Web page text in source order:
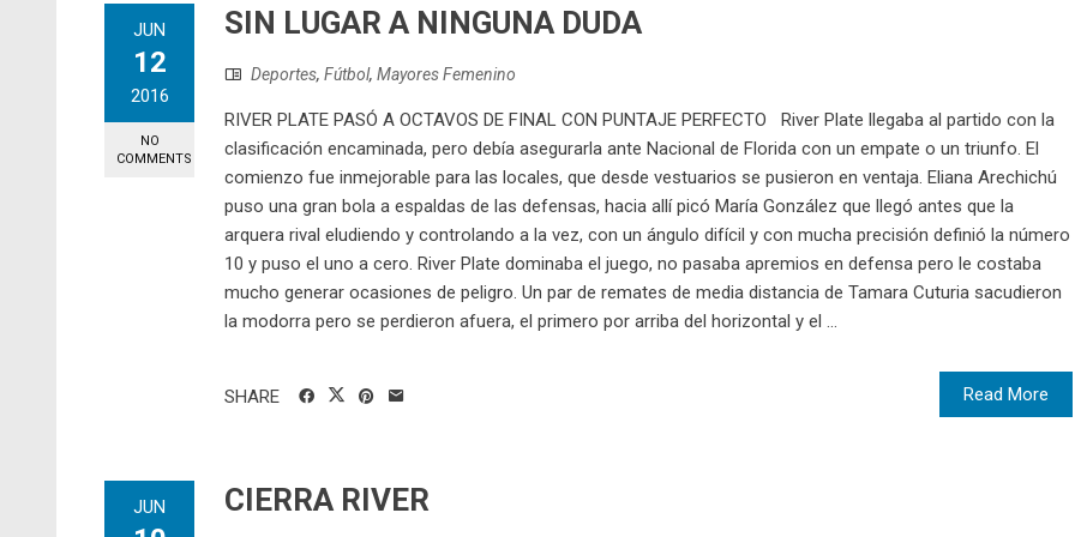
JUN
12
2016
NO
COMMENTS
SIN LUGAR A NINGUNA DUDA
Deportes, Fútbol, Mayores Femenino
RIVER PLATE PASÓ A OCTAVOS DE FINAL CON PUNTAJE PERFECTO River Plate llegaba al partido con la
clasificación encaminada, pero debía asegurarla ante Nacional de Florida con un empate o un triunfo. El
comienzo fue inmejorable para las locales, que desde vestuarios se pusieron en ventaja. Eliana Arechichú
puso una gran bola a espaldas de las defensas, hacia allí picó María González que llegó antes que la
arquera rival eludiendo y controlando a la vez, con un ángulo difícil y con mucha precisión definió la número
10 y puso el uno a cero. River Plate dominaba el juego, no pasaba apremios en defensa pero le costaba
mucho generar ocasiones de peligro. Un par de remates de media distancia de Tamara Cuturia sacudieron
la modorra pero se perdieron afuera, el primero por arriba del horizontal y el ...
Read More
SHARE
JUN CIERRA RIVER